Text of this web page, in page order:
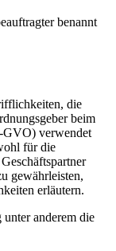
benannt
die
beim
GVO) verwendet
für die
gewährleisten,
erläutern.
anderem die